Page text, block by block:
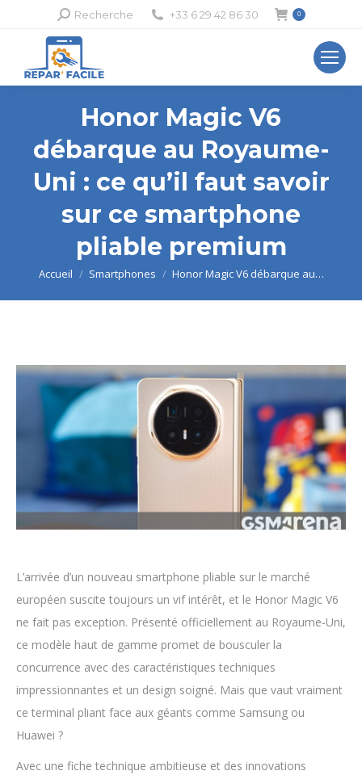
Recherche
Recherche +33 6 29 42 86 30 0
Honor Magic V6
débarque au Royaume-
Uni : ce qu’il faut savoir
sur ce smartphone
pliable premium
Vous êtes ici :
Accueil Smartphones Honor Magic V6 débarque au…
L’arrivée d’un nouveau smartphone pliable sur le marché
européen suscite toujours un vif intérêt, et le Honor Magic V6
ne fait pas exception. Présenté officiellement au Royaume-Uni,
ce modèle haut de gamme promet de bousculer la
concurrence avec des caractéristiques techniques
impressionnantes et un design soigné. Mais que vaut vraiment
ce terminal pliant face aux géants comme Samsung ou
Huawei ?
Avec une fiche technique ambitieuse et des innovations